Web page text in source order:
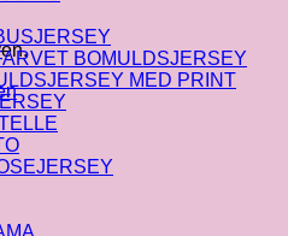
BOMULDSJERSEY
MED PRINT